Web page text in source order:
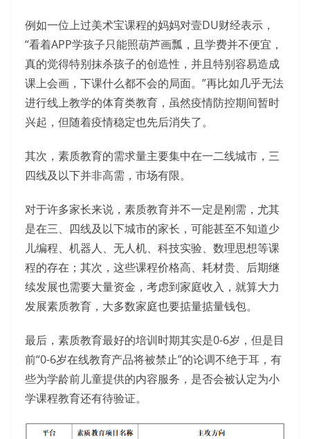
例如一位上过美术宝课程的妈妈对壹DU财经表示，
“看着APP学孩子只能照葫芦画瓢，且学费并不便宜，
真的觉得特别抹杀孩子的创造性，并且特别容易造成
课上会画，下课什么都不会的局面。”再比如几乎无法
进行线上教学的体育类教育，虽然疫情防控期间暂时
兴起，但随着疫情稳定也先后消失了。
其次，素质教育的需求量主要集中在一二线城市，三
四线及以下并非高需，市场有限。
对于许多家长来说，素质教育并不一定是刚需，尤其
是在三、四线及以下城市的家长，可能甚至不知道少
儿编程、机器人、无人机、科技实验、数理思想等课
程的存在；其次，这些课程价格高、耗材贵、后期继
续发展也需要大量资金，考虑到家庭收入，就算大力
发展素质教育，大多数家庭也要掂量掂量钱包。
最后，素质教育最好的培训时期其实是0-6岁，但是目
前“0-6岁在线教育产品将被禁止”的论调不绝于耳，有
些为学龄前儿童提供的内容服务，是否会被认定为小
学课程教育还有待验证。